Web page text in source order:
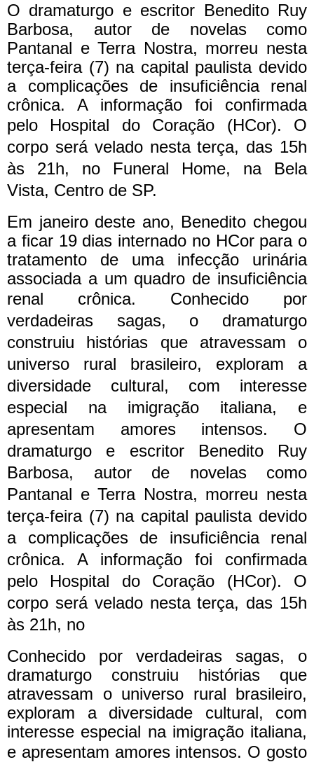
O dramaturgo e escritor Benedito Ruy
Barbosa, autor de novelas como
Pantanal e Terra Nostra, morreu nesta
terça-feira (7) na capital paulista devido
a complicações de insuficiência renal
crônica. A informação foi confirmada
pelo Hospital do Coração (HCor). O
corpo será velado nesta terça, das 15h
às 21h, no Funeral Home, na Bela
Vista, Centro de SP.
Em janeiro deste ano, Benedito chegou
a ficar 19 dias internado no HCor para o
tratamento de uma infecção urinária
associada a um quadro de insuficiência
renal crônica. Conhecido por
verdadeiras sagas, o dramaturgo
construiu histórias que atravessam o
universo rural brasileiro, exploram a
diversidade cultural, com interesse
especial na imigração italiana, e
apresentam amores intensos. O
dramaturgo e escritor Benedito Ruy
Barbosa, autor de novelas como
Pantanal e Terra Nostra, morreu nesta
terça-feira (7) na capital paulista devido
a complicações de insuficiência renal
crônica. A informação foi confirmada
pelo Hospital do Coração (HCor). O
corpo será velado nesta terça, das 15h
às 21h, no
Conhecido por verdadeiras sagas, o
dramaturgo construiu histórias que
atravessam o universo rural brasileiro,
exploram a diversidade cultural, com
interesse especial na imigração italiana,
e apresentam amores intensos. O gosto